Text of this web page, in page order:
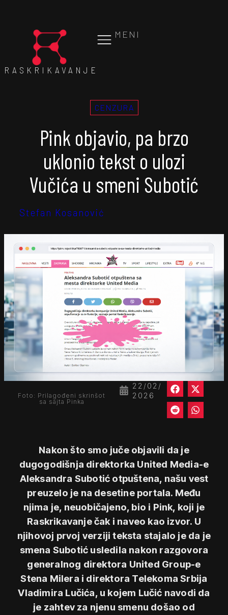
MENI
RASKRIKAVANJE
CENZURA
Pink objavio, pa brzo
uklonio tekst o ulozi
Vučića u smeni Subotić
Stefan Kosanović
22/02/
2026
Foto: Prilagođeni skrinšot
sa sajta Pinka
Nakon što smo juče objavili da je
dugogodišnja direktorka United Media-e
Aleksandra Subotić otpuštena, našu vest
preuzelo je na desetine portala. Među
njima je, neuobičajeno, bio i Pink, koji je
Raskrikavanje čak i naveo kao izvor. U
njihovoj prvoj verziji teksta stajalo je da je
smena Subotić usledila nakon razgovora
generalnog direktora United Group-e
Stena Milera i direktora Telekoma Srbija
Vladimira Lučića, u kojem Lučić navodi da
je zahtev za njenu smenu došao od